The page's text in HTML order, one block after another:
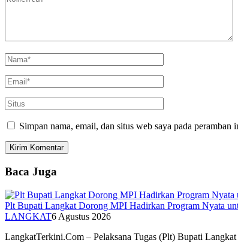
Simpan nama, email, dan situs web saya pada
Baca Juga
Plt Bupati Langkat Dorong MPI Hadirkan Program Nyata
LANGKAT6 Agustus 2026
LangkatTerkini.Com – Pelaksana Tugas (Plt) Bupati